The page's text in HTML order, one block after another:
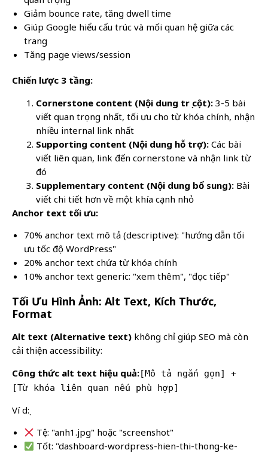
Giảm bounce rate, tăng dwell time
Giúp Google hiểu cấu trúc và mối quan hệ giữa các
trang
Tăng page views/session
Chiến lược 3 tầng:
Cornerstone content (Nội dung trụ cột): 3-5 bài
viết quan trọng nhất, tối ưu cho từ khóa chính, nhận
nhiều internal link nhất
Supporting content (Nội dung hỗ trợ): Các bài
viết liên quan, link đến cornerstone và nhận link từ
đó
Supplementary content (Nội dung bổ sung): Bài
viết chi tiết hơn về một khía cạnh nhỏ
Anchor text tối ưu:
70% anchor text mô tả (descriptive): "hướng dẫn tối
ưu tốc độ WordPress"
20% anchor text chứa từ khóa chính
10% anchor text generic: "xem thêm", "đọc tiếp"
Tối Ưu Hình Ảnh: Alt Text, Kích Thước,
Format
Alt text (Alternative text) không chỉ giúp SEO mà còn
cải thiện accessibility:
Công thức alt text hiệu quả:[Mô tả ngắn gọn] +
[Từ khóa liên quan nếu phù hợp]
Ví dụ:
Tệ: "anh1.jpg" hoặc "screenshot"
Tốt: "dashboard-wordpress-hien-thi-thong-ke-